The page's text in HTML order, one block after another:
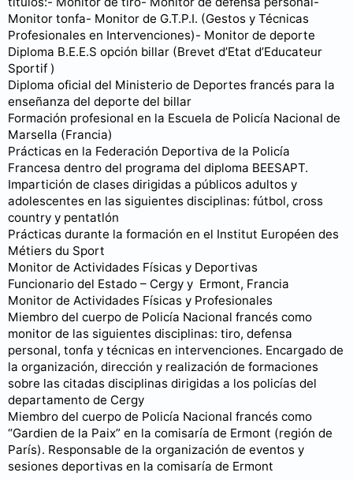
Monitor tonfa- Monitor de G.T.P.I. (Gestos y Técnicas
Profesionales en Intervenciones)- Monitor de deporte
Diploma B.E.E.S opción billar (Brevet d’Etat d’Educateur
Sportif )
Diploma oficial del Ministerio de Deportes francés para la
enseñanza del deporte del billar
Formación profesional en la Escuela de Policía Nacional de
Marsella (Francia)
Prácticas en la Federación Deportiva de la Policía
Francesa dentro del programa del diploma BEESAPT.
Impartición de clases dirigidas a públicos adultos y
adolescentes en las siguientes disciplinas: fútbol, cross
country y pentatlón
Prácticas durante la formación en el Institut Européen des
Métiers du Sport
Monitor de Actividades Físicas y Deportivas
Funcionario del Estado – Cergy y Ermont, Francia
Monitor de Actividades Físicas y Profesionales
Miembro del cuerpo de Policía Nacional francés como
monitor de las siguientes disciplinas: tiro, defensa
personal, tonfa y técnicas en intervenciones. Encargado de
la organización, dirección y realización de formaciones
sobre las citadas disciplinas dirigidas a los policías del
departamento de Cergy
Miembro del cuerpo de Policía Nacional francés como
“Gardien de la Paix” en la comisaría de Ermont (región de
París). Responsable de la organización de eventos y
sesiones deportivas en la comisaría de Ermont